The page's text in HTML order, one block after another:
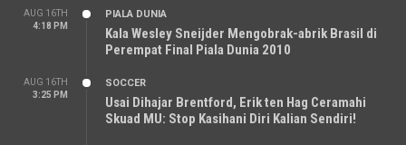
AUG 16TH
4:18 PM
PIALA DUNIA
Kala Wesley Sneijder Mengobrak-abrik Brasil di
Perempat Final Piala Dunia 2010
AUG 16TH
3:25 PM
SOCCER
Usai Dihajar Brentford, Erik ten Hag Ceramahi
Skuad MU: Stop Kasihani Diri Kalian Sendiri!